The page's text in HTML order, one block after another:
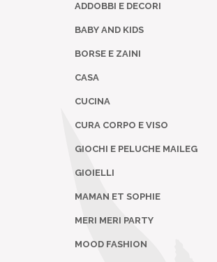
ADDOBBI E DECORI
BABY AND KIDS
BORSE E ZAINI
CASA
CUCINA
CURA CORPO E VISO
GIOCHI E PELUCHE MAILEG
GIOIELLI
MAMAN ET SOPHIE
MERI MERI PARTY
MOOD FASHION